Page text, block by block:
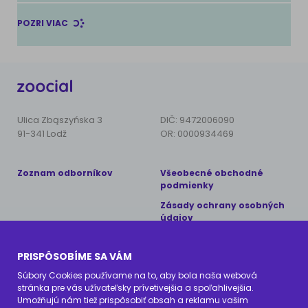
POZRI VIAC
Ulica Zbąszyńska 3
91-341 Lodž
DIČ: 9472006090
OR: 0000934469
Zoznam odborníkov
Všeobecné obchodné
podmienky
Zásady ochrany osobných
údajov
Copyright © 2024 Animal Care
Všetky práva vyhradené
Kontaktujte nás
PRISPÔSOBÍME SA VÁM
Súbory Cookies používame na to, aby bola naša webová
stránka pre vás užívateľsky prívetivejšia a spoľahlivejšia.
Umožňujú nám tiež prispôsobiť obsah a reklamu vašim